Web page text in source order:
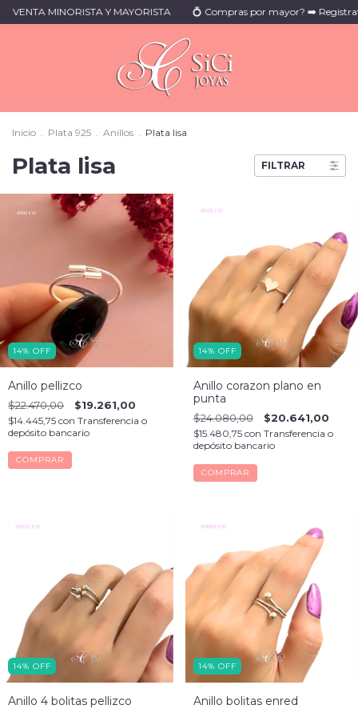
Y MAYORISTA 💍 Compras por mayor? ➡️ Registrate y solicita el alta
Inicio . Plata 925 . Anillos . Plata lisa
Plata lisa FILTRAR
14% OFF
Anillo pellizco
$22.470,00 $19.261,00
$14.445,75 con Transferencia o
depósito bancario
COMPRAR
14% OFF
Anillo corazon plano en
punta
$24.080,00 $20.641,00
$15.480,75 con Transferencia o
depósito bancario
COMPRAR
14% OFF
Anillo 4 bolitas pellizco
14% OFF
Anillo bolitas enred